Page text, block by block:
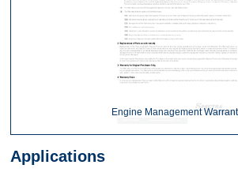
Engine Management
Applications